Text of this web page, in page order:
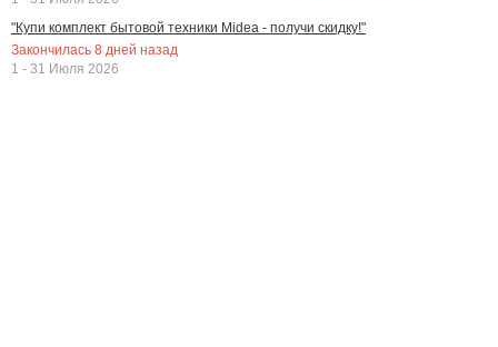
"Купи комплект бытовой техники Midea - получи скидку!"
Закончилась 8 дней назад
1 - 31 Июля 2026